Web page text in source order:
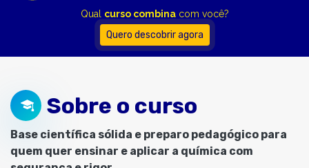
Qual curso combinacom você?
Quero descobrir agora
Sobre o curso
Base científica sólida e preparo pedagógico para
quem quer ensinar e aplicar a química com